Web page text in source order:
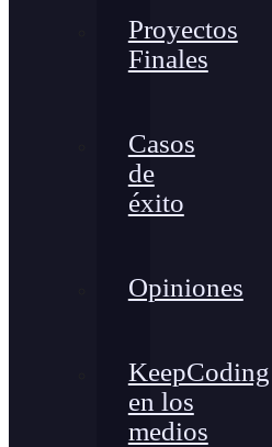
Proyectos
Finales
Casos
de
éxito
Opiniones
KeepCoding
en los
medios